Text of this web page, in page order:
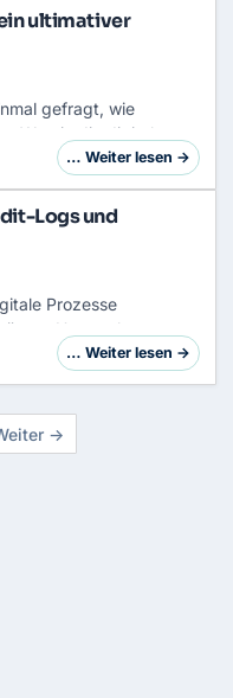
ultimativer
gefragt, wie
Weg in die digitale
mit mir ein in das
… Weiter lesen →
Logs und
Prozesse
Unternehmen
und dabei hohe
… Weiter lesen →
→